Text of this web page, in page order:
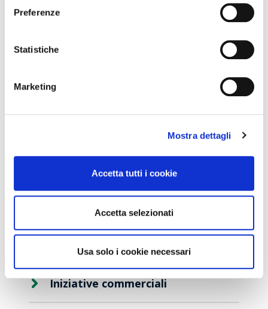
Preferenze
Statistiche
Marketing
Mostra dettagli
Accetta tutti i cookie
Accetta selezionati
Usa solo i cookie necessari
Assortimento
Colori del Gusto 2024
Categorie
Aggiornamenti
Comunicati
Iniziative commerciali